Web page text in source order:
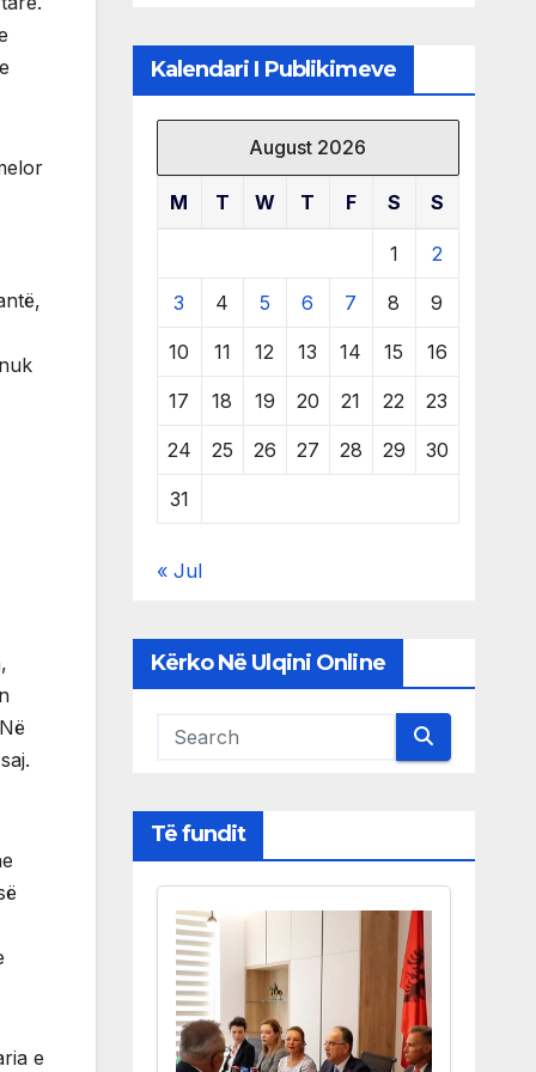
e
Kalendari I Publikimeve
August 2026
M T W T F S S
1 2
3 4 5 6 7 8 9
10 11 12 13 14 15 16
17 18 19 20 21 22 23
24 25 26 27 28 29 30
31
« Jul
Kërko Në Ulqini Online
Të fundit